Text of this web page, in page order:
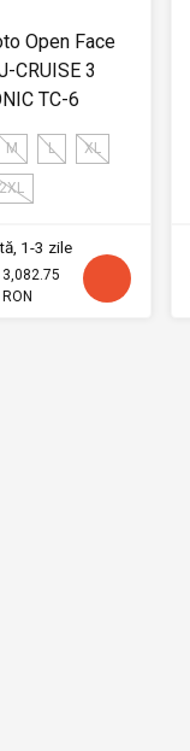
Open Face
CRUISE 3
TC-6
M L XL
2XL
1-3 zile
3,082.75
RON